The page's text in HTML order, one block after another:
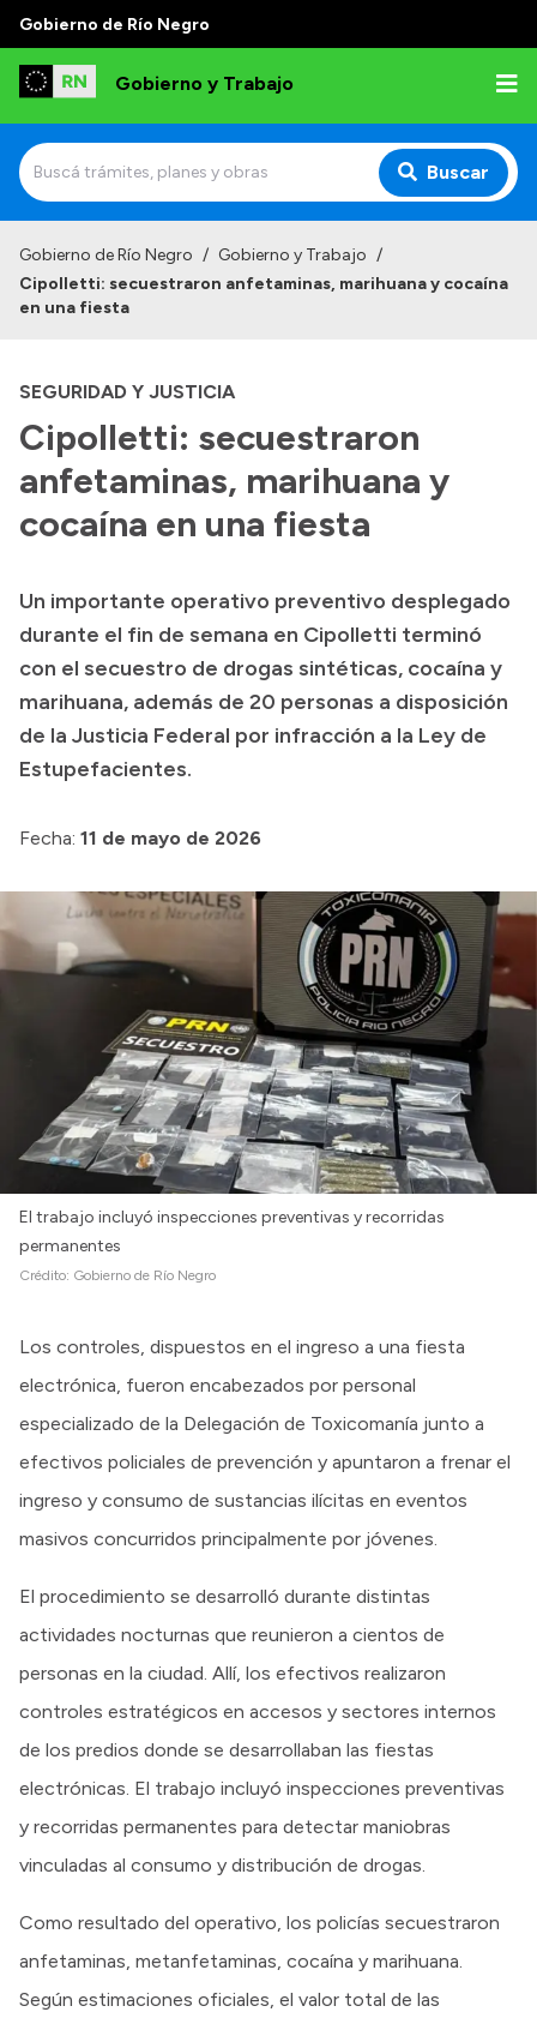
Gobierno de Río Negro
Gobierno y Trabajo
Buscar
Institucional
Autoridades, Áreas y Organismos
Delegaciones
Normativa
Presupuesto
Boletín Oficial
Compras y licitaciones
Consulta de expedientes
Consulta de pago a proveedores
Login
Gobierno de Río Negro / Gobierno y Trabajo /
Cipolletti: secuestraron anfetaminas, marihuana y cocaína
en una fiesta
SEGURIDAD Y JUSTICIA
Cipolletti: secuestraron
anfetaminas, marihuana y
cocaína en una fiesta
Un importante operativo preventivo desplegado
durante el fin de semana en Cipolletti terminó
con el secuestro de drogas sintéticas, cocaína y
marihuana, además de 20 personas a disposición
de la Justicia Federal por infracción a la Ley de
Estupefacientes.
Fecha: 11 de mayo de 2026
El trabajo incluyó inspecciones preventivas y recorridas
permanentes
Crédito: Gobierno de Río Negro
Los controles, dispuestos en el ingreso a una fiesta
electrónica, fueron encabezados por personal
especializado de la Delegación de Toxicomanía junto a
efectivos policiales de prevención y apuntaron a frenar el
ingreso y consumo de sustancias ilícitas en eventos
masivos concurridos principalmente por jóvenes.
El procedimiento se desarrolló durante distintas
actividades nocturnas que reunieron a cientos de
personas en la ciudad. Allí, los efectivos realizaron
controles estratégicos en accesos y sectores internos
de los predios donde se desarrollaban las fiestas
electrónicas. El trabajo incluyó inspecciones preventivas
y recorridas permanentes para detectar maniobras
vinculadas al consumo y distribución de drogas.
Como resultado del operativo, los policías secuestraron
anfetaminas, metanfetaminas, cocaína y marihuana.
Según estimaciones oficiales, el valor total de las